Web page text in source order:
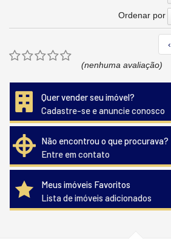
Ordenar por
‹
(nenhuma avaliação)
Quer vender seu imóvel?
Cadastre-se e anuncie conosco
Não encontrou o que procurava?
Entre em contato
Meus imóveis Favoritos
Lista de imóveis adicionados